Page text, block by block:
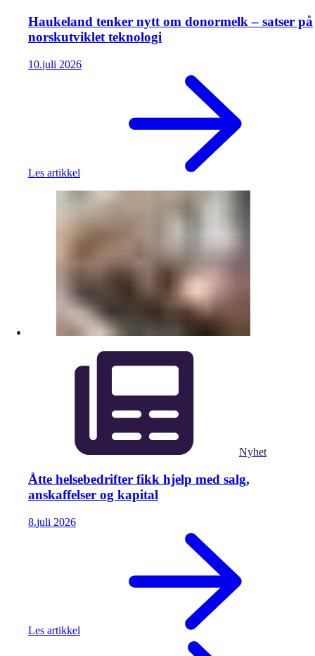
Haukeland tenker nytt om donormelk – satser på
norskutviklet teknologi
10.juli 2026
Les artikkel
Nyhet
Åtte helsebedrifter fikk hjelp med salg,
anskaffelser og kapital
8.juli 2026
Les artikkel